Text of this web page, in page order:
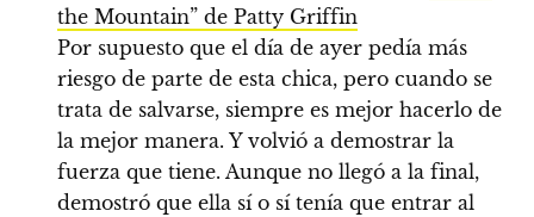
the Mountain” de Patty Griffin
Por supuesto que el día de ayer pedía más
riesgo de parte de esta chica, pero cuando se
trata de salvarse, siempre es mejor hacerlo de
la mejor manera. Y volvió a demostrar la
fuerza que tiene. Aunque no llegó a la final,
demostró que ella sí o sí tenía que entrar al